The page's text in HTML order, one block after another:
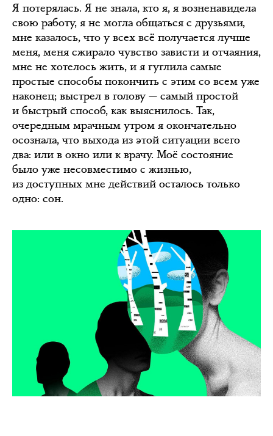
Я потерялась. Я не знала, кто я, я возненавидела
свою работу, я не могла общаться с друзьями,
мне казалось, что у всех всё получается лучше
меня, меня сжирало чувство зависти и отчаяния,
мне не хотелось жить, и я гуглила самые
простые способы покончить с этим со всем уже
наконец; выстрел в голову — самый простой
и быстрый способ, как выяснилось. Так,
очередным мрачным утром я окончательно
осознала, что выхода из этой ситуации всего
два: или в окно или к врачу. Моё состояние
было уже несовместимо с жизнью,
из доступных мне действий осталось только
одно: сон.